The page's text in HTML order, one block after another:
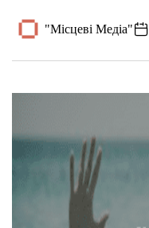
"Місцеві Медіа"